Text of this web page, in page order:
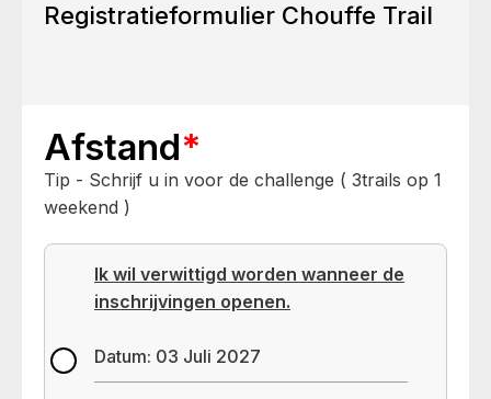
Registratieformulier Chouffe Trail
Afstand*
Tip - Schrijf u in voor de challenge ( 3trails op 1
weekend )
Ik wil verwittigd worden wanneer de
inschrijvingen openen.
Datum: 03 Juli 2027